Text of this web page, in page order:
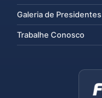
Galeria de Presidentes
Trabalhe Conosco